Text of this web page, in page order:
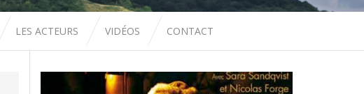
LES ACTEURS VIDÉOS CONTACT